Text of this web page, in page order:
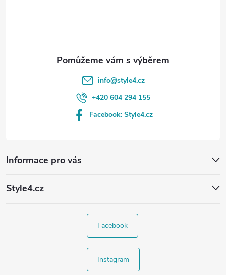
Informace pro vás
Style4.cz
info@style4.cz
+420 604 294 155
Facebook: Style4.cz
Facebook
Instagram